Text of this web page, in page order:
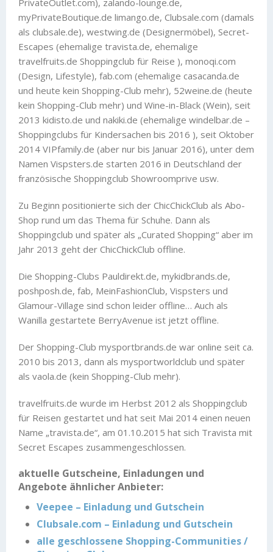
PrivateOutlet.com), zalando-lounge.de,
myPrivateBoutique.de limango.de, Clubsale.com (damals
als clubsale.de), westwing.de (Designermöbel), Secret-
Escapes (ehemalige travista.de, ehemalige
travelfruits.de Shoppingclub für Reise ), monoqi.com
(Design, Lifestyle), fab.com (ehemalige casacanda.de
und heute kein Shopping-Club mehr), 52weine.de (heute
kein Shopping-Club mehr) und Wine-in-Black (Wein), seit
2013 kidisto.de und nakiki.de (ehemalige windelbar.de –
Shoppingclubs für Kindersachen bis 2016 ), seit Oktober
2014 VIPfamily.de (aber nur bis Januar 2016), unter dem
Namen Vispsters.de starten 2016 in Deutschland der
französische Shoppingclub Showroomprive usw.
Zu Beginn positionierte sich der ChicChickClub als Abo-
Shop rund um das Thema für Schuhe. Dann als
Shoppingclub und später als „Curated Shopping“ aber im
Jahr 2013 geht der ChicChickClub offline.
Die Shopping-Clubs Pauldirekt.de, mykidbrands.de,
poshposh.de, fab, MeinFashionClub, Vispsters und
Glamour-Village sind schon leider offline… Auch als
Wanilla gestartete BerryAvenue ist jetzt offline.
Der Shopping-Club mysportbrands.de war online seit ca.
2010 bis 2013, dann als mysportworldclub und später
als vaola.de (kein Shopping-Club mehr).
travelfruits.de wurde im Herbst 2012 als Shoppingclub
für Reisen gestartet und hat seit Mai 2014 einen neuen
Name „travista.de“, am 01.10.2015 hat sich Travista mit
Secret Escapes zusammengeschlossen.
aktuelle Gutscheine, Einladungen und
Angebote ähnlicher Anbieter:
Veepee – Einladung und Gutschein
Clubsale.com – Einladung und Gutschein
alle geschlossene Shopping-Communities /